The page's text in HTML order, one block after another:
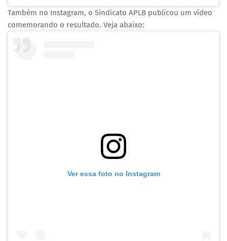
Também no Instagram, o Sindicato APLB publicou um vídeo
comemorando o resultado. Veja abaixo:
Ver essa foto no Instagram